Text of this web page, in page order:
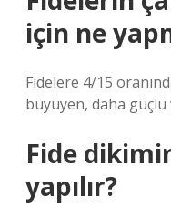
için ne
Fidelere 4/15
büyüyen, daha
Fide
yapılır?